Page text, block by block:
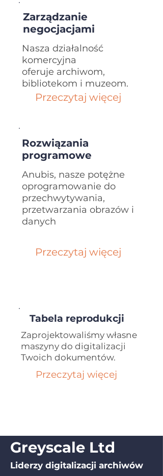
Zarządzanie
negocjacjami
Nasza działalność
komercyjna
oferuje archiwom,
bibliotekom i muzeom.
Przeczytaj więcej
Rozwiązania
programowe
Anubis, nasze potężne
oprogramowanie do
przechwytywania,
przetwarzania obrazów i
danych
Przeczytaj więcej
Tabela reprodukcji
Zaprojektowaliśmy własne
maszyny do digitalizacji
Twoich dokumentów.
Przeczytaj więcej
Greyscale Ltd
Liderzy digitalizacji archiwów